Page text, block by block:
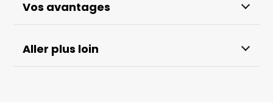
Vos avantages
Aller plus loin